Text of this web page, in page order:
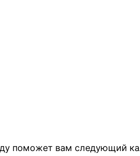
поможет вам следующий